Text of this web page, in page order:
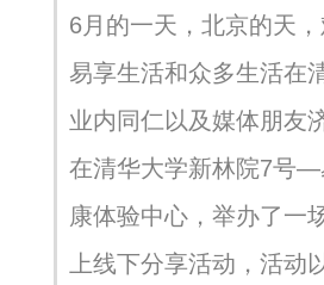
6月的一天，北京的天，
易享生活和众多生活在
业内同仁以及媒体朋友
在清华大学新林院7号—
康体验中心，举办了一
上线下分享活动，活动